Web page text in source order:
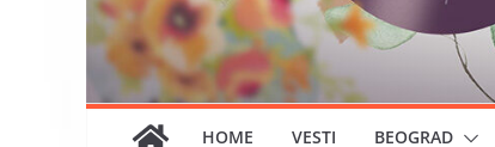
HOME VESTI BEOGRAD